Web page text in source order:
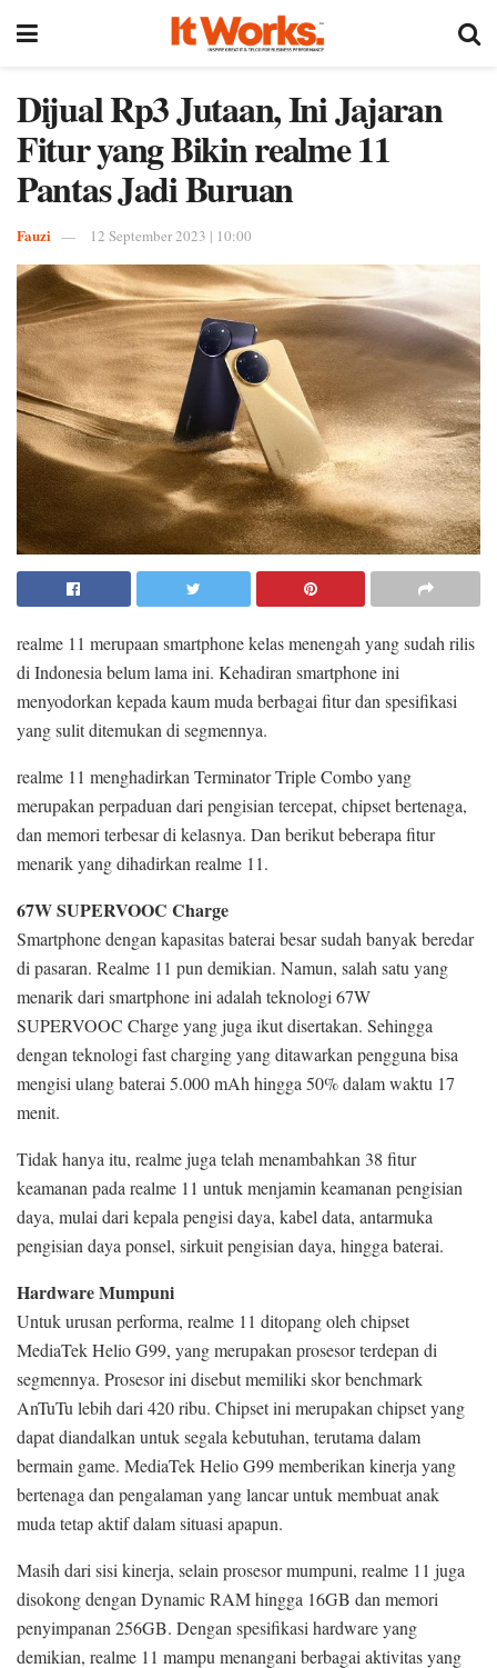
Dijual Rp3 Jutaan, Ini Jajaran
Fitur yang Bikin realme 11
Pantas Jadi Buruan
Fauzi 12 September 2023 | 10:00
realme 11 merupaan smartphone kelas menengah yang sudah rilis
di Indonesia belum lama ini. Kehadiran smartphone ini
menyodorkan kepada kaum muda berbagai fitur dan spesifikasi
yang sulit ditemukan di segmennya.
realme 11 menghadirkan Terminator Triple Combo yang
merupakan perpaduan dari pengisian tercepat, chipset bertenaga,
dan memori terbesar di kelasnya. Dan berikut beberapa fitur
menarik yang dihadirkan realme 11.
67W SUPERVOOC Charge
Smartphone dengan kapasitas baterai besar sudah banyak beredar
di pasaran. Realme 11 pun demikian. Namun, salah satu yang
menarik dari smartphone ini adalah teknologi 67W
SUPERVOOC Charge yang juga ikut disertakan. Sehingga
dengan teknologi fast charging yang ditawarkan pengguna bisa
mengisi ulang baterai 5.000 mAh hingga 50% dalam waktu 17
menit.
Tidak hanya itu, realme juga telah menambahkan 38 fitur
keamanan pada realme 11 untuk menjamin keamanan pengisian
daya, mulai dari kepala pengisi daya, kabel data, antarmuka
pengisian daya ponsel, sirkuit pengisian daya, hingga baterai.
Hardware Mumpuni
Untuk urusan performa, realme 11 ditopang oleh chipset
MediaTek Helio G99, yang merupakan prosesor terdepan di
segmennya. Prosesor ini disebut memiliki skor benchmark
AnTuTu lebih dari 420 ribu. Chipset ini merupakan chipset yang
dapat diandalkan untuk segala kebutuhan, terutama dalam
bermain game. MediaTek Helio G99 memberikan kinerja yang
bertenaga dan pengalaman yang lancar untuk membuat anak
muda tetap aktif dalam situasi apapun.
Masih dari sisi kinerja, selain prosesor mumpuni, realme 11 juga
disokong dengan Dynamic RAM hingga 16GB dan memori
penyimpanan 256GB. Dengan spesifikasi hardware yang
demikian, realme 11 mampu menangani berbagai aktivitas yang